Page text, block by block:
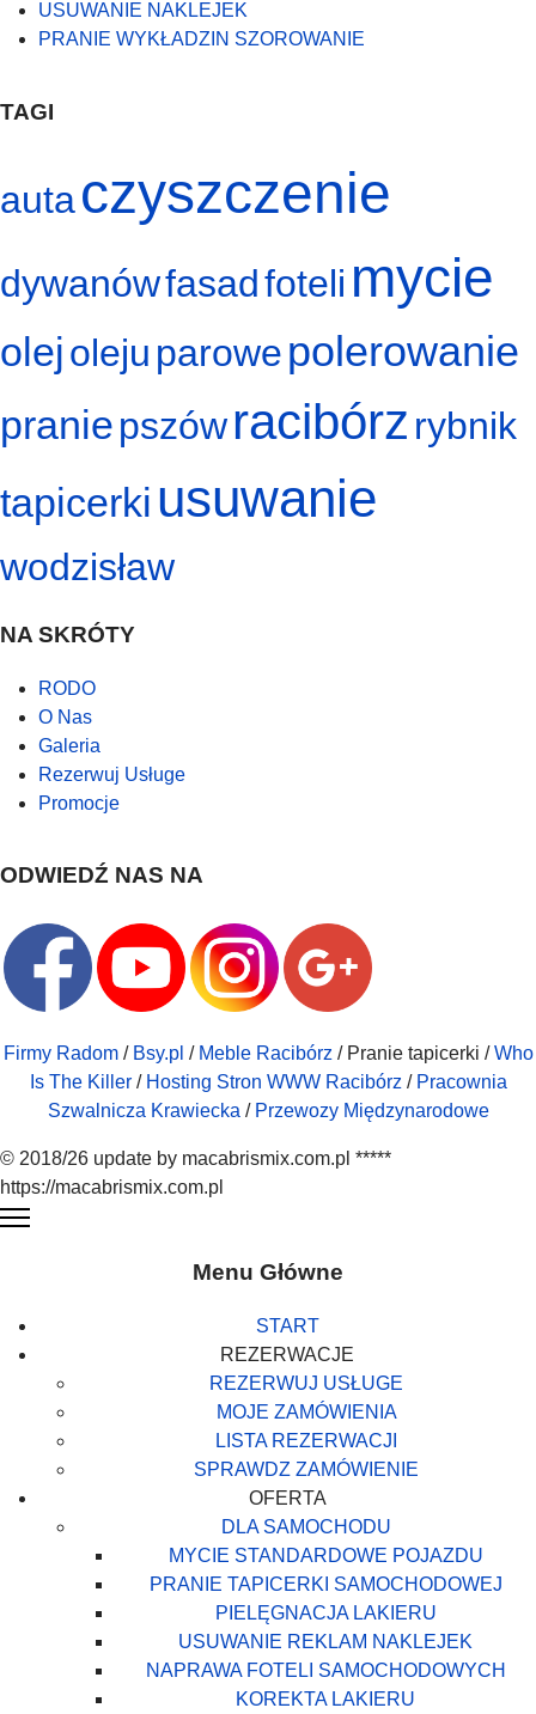
USUWANIE NAKLEJEK
PRANIE WYKŁADZIN SZOROWANIE
TAGI
autaczyszczenie
dywanówfasadfoteli mycie
olejoleju parowepolerowanie
praniepszówracibórz rybnik
tapicerki usuwanie
wodzisław
NA SKRÓTY
RODO
O Nas
Galeria
Rezerwuj Usługe
Promocje
ODWIEDŹ NAS NA
Firmy Radom/ Bsy.pl / Meble Racibórz / Pranie tapicerki /Who
Is The Killer/ Hosting Stron WWW Racibórz / Pracownia
Szwalnicza Krawiecka / Przewozy Międzynarodowe
© 2018/26 update by macabrismix.com.pl *****
https://macabrismix.com.pl
Menu Główne
START
REZERWACJE
REZERWUJ USŁUGE
MOJE ZAMÓWIENIA
LISTA REZERWACJI
SPRAWDZ ZAMÓWIENIE
OFERTA
DLA SAMOCHODU
MYCIE STANDARDOWE POJAZDU
PRANIE TAPICERKI SAMOCHODOWEJ
PIELĘGNACJA LAKIERU
USUWANIE REKLAM NAKLEJEK
NAPRAWA FOTELI SAMOCHODOWYCH
KOREKTA LAKIERU